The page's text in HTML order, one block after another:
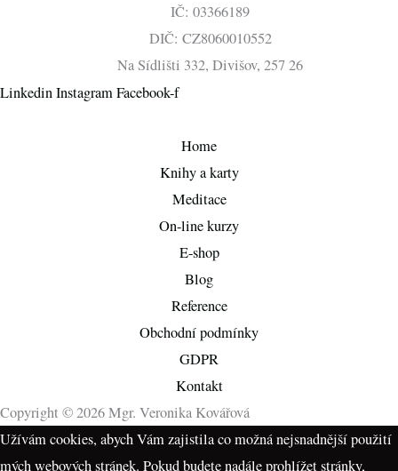
IČ: 03366189
DIČ: CZ8060010552
Na Sídlišti 332, Divišov, 257 26
LinkedinInstagramFacebook-f
Home
Knihy a karty
Meditace
On-line kurzy
E-shop
Blog
Reference
Obchodní podmínky
GDPR
Kontakt
Copyright © 2026 Mgr. Veronika Kovářová
Užívám cookies, abych Vám zajistila co možná nejsnadnější použití
mých webových stránek. Pokud budete nadále prohlížet stránky,